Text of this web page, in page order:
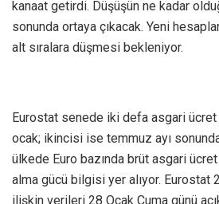
kanaat getirdi. Düşüşün ne kadar
sonunda ortaya çıkacak. Yeni
alt sıralara düşmesi bekleniyor.
Eurostat senede iki defa asgari ücret
ocak; ikincisi ise temmuz ayı
ülkede Euro bazında brüt asgari
alma gücü bilgisi yer alıyor. Eurostat
ilişkin verileri 28 Ocak Cuma günü